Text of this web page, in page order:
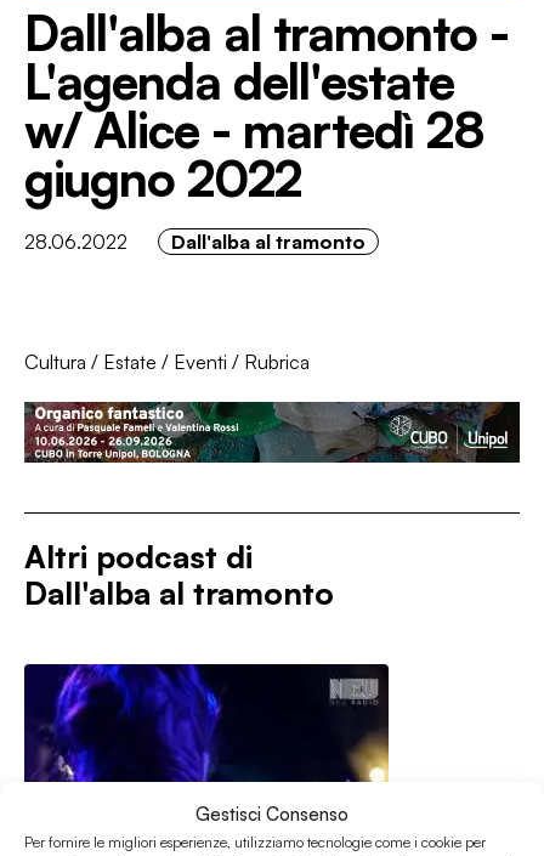
Gestisci Consenso
Per fornire le migliori esperienze, utilizziamo tecnologie come i cookie per
Dall'alba al tramonto -
L'agenda dell'estate
w/ Alice - martedì 28
giugno 2022
28.06.2022 Dall'alba al tramonto
Cultura / Estate / Eventi / Rubrica
Altri podcast di
Dall'alba al tramonto